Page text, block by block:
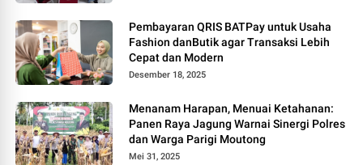
Pembayaran QRIS BATPay untuk Usaha
Fashion danButik agar Transaksi Lebih
Cepat dan Modern
Desember 18, 2025
Menanam Harapan, Menuai Ketahanan:
Panen Raya Jagung Warnai Sinergi Polres
dan Warga Parigi Moutong
Mei 31, 2025